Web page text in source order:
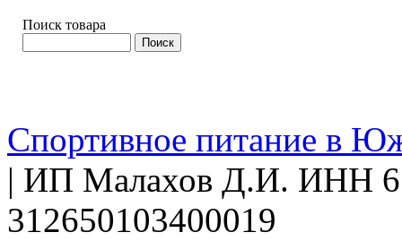
Поиск товара
Спортивное питание в
| ИП Малахов Д.И. ИНН
312650103400019